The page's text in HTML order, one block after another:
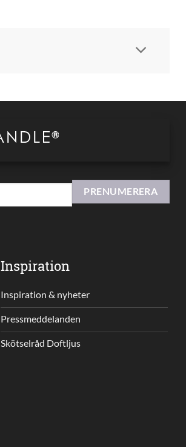
Inspiration
Inspiration & nyheter
Pressmeddelanden
Skötselråd Doftljus